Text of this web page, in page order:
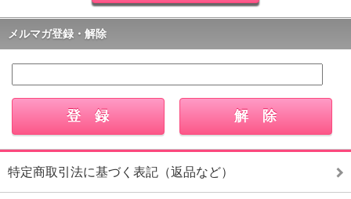
メルマガ登録・解除
特定商取引法に基づく表記（返品など）